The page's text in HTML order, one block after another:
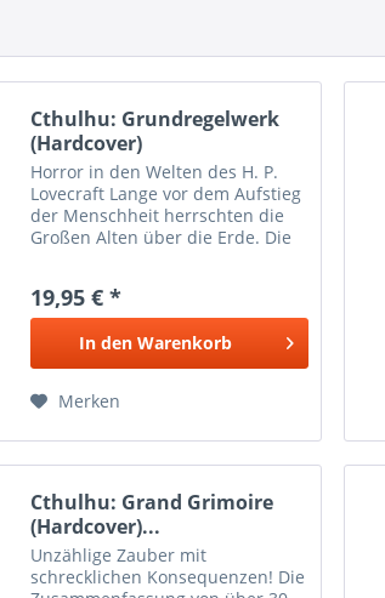
Cthulhu: Grundregelwerk
(Hardcover)
Horror in den Welten des H. P.
Lovecraft Lange vor dem Aufstieg
der Menschheit herrschten die
Großen Alten über die Erde. Die
abgelegenen Inseln, vergraben
im Wüstensand und unter dem...
19,95 € *
In den Warenkorb
Merken
Cthulhu: Grand Grimoire
(Hardcover)...
Unzählige Zauber mit
schrecklichen Konsequenzen! Die